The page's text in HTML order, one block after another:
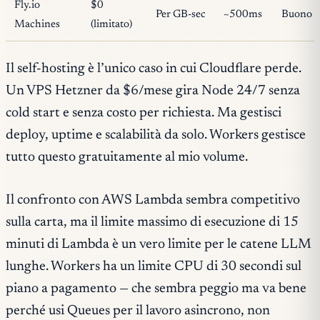
Fly.io
Machines
$0
(limitato)
Per GB-sec ~500ms Buono
Il self-hosting è l’unico caso in cui Cloudflare perde.
Un VPS Hetzner da $6/mese gira Node 24/7 senza
cold start e senza costo per richiesta. Ma gestisci
deploy, uptime e scalabilità da solo. Workers gestisce
tutto questo gratuitamente al mio volume.
Il confronto con AWS Lambda sembra competitivo
sulla carta, ma il limite massimo di esecuzione di 15
minuti di Lambda è un vero limite per le catene LLM
lunghe. Workers ha un limite CPU di 30 secondi sul
piano a pagamento — che sembra peggio ma va bene
perché usi Queues per il lavoro asincrono, non